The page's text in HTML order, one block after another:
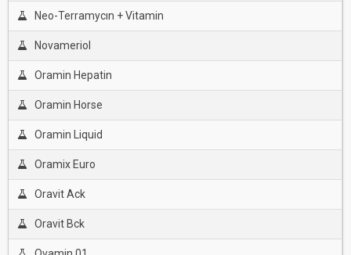
Neo-Terramycın + Vitamin
Novameriol
Oramin Hepatin
Oramin Horse
Oramin Liquid
Oramix Euro
Oravit Ack
Oravit Bck